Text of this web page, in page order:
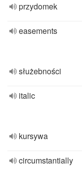
przydomek
easements
służebności
italic
kursywa
circumstantially